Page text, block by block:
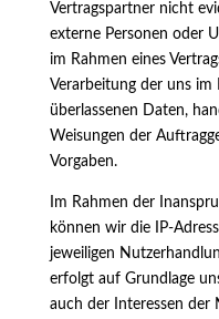
Vertragspartner nicht
externe Personen oder
im Rahmen eines
Verarbeitung der uns im
überlassenen Daten,
Weisungen der
Vorgaben.
Im Rahmen der
können wir die IP-
jeweiligen
erfolgt auf Grundlage
auch der Interessen der